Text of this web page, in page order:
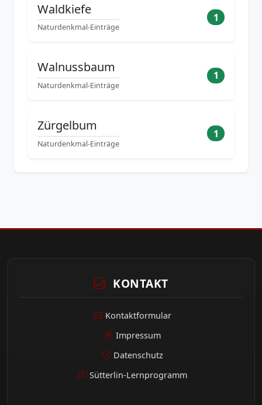
Waldkiefe
Naturdenkmal-Einträge
1
Walnussbaum
Naturdenkmal-Einträge
1
Zürgelbum
Naturdenkmal-Einträge
1
KONTAKT
Kontaktformular
Impressum
Datenschutz
Sütterlin-Lernprogramm